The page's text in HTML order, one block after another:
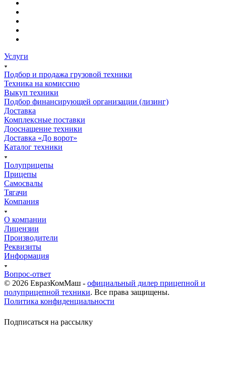
Услуги
Подбор и продажа грузовой техники
Техника на комиссию
Выкуп техники
Подбор финансирующей организации (лизинг)
Доставка
Комплексные поставки
Дооснащение техники
Доставка «До ворот»
Каталог техники
Полуприцепы
Прицепы
Самосвалы
Тягачи
Компания
О компании
Лицензии
Производители
Реквизиты
Информация
Вопрос-ответ
© 2026 ЕвразКомМаш - официальный дилер прицепной и
полуприцепной техники. Все права защищены.
Политика конфиденциальности
Подписаться на рассылку